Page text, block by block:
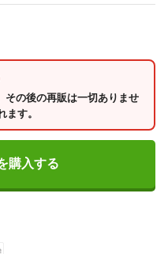
その後の再販は一切ありませ
す。
購入する